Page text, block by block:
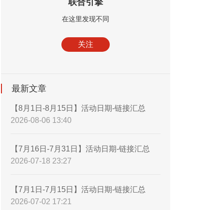
联合引擎
在这里发现不同
关注
最新文章
【8月1日-8月15日】活动日期-链接汇总
2026-08-06 13:40
【7月16日-7月31日】活动日期-链接汇总
2026-07-18 23:27
【7月1日-7月15日】活动日期-链接汇总
2026-07-02 17:21